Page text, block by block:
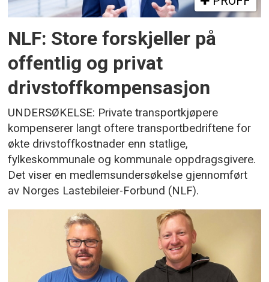
NLF: Store forskjeller på
offentlig og privat
drivstoffkompensasjon
UNDERSØKELSE: Private transportkjøpere
kompenserer langt oftere transportbedriftene for
økte drivstoffkostnader enn statlige,
fylkeskommunale og kommunale oppdragsgivere.
Det viser en medlemsundersøkelse gjennomført
av Norges Lastebileier-Forbund (NLF).